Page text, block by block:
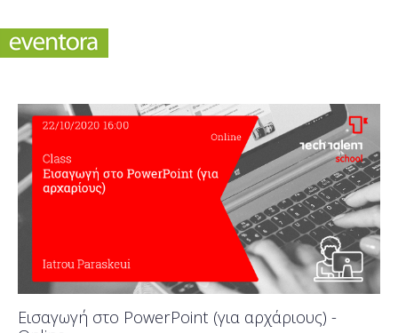
Eισαγωγή στο PowerPoint (για αρχάριους) -